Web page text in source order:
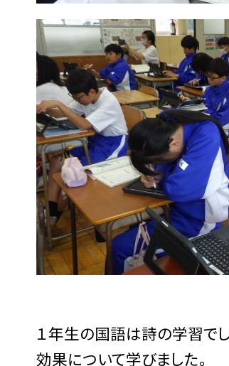
１年生の国語は詩の学習で
効果について学びました。